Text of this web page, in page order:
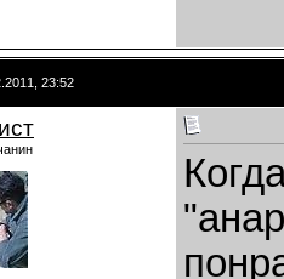
23:52